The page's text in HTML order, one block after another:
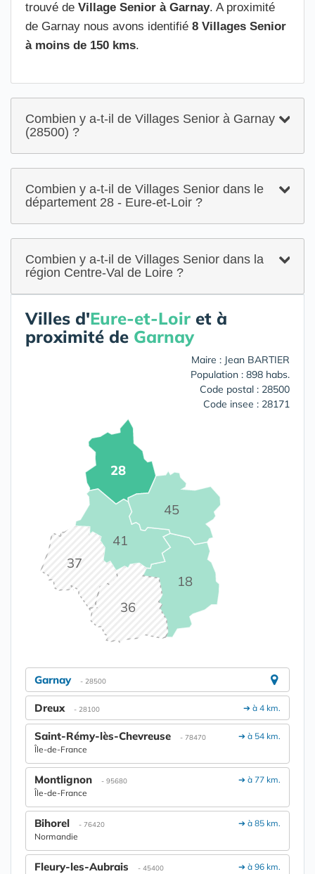
trouvé de Village Senior à Garnay. A proximité
de Garnay nous avons identifié 8 Villages Senior
à moins de 150 kms.
Combien y a-t-il de Villages Senior à Garnay
(28500) ?
Combien y a-t-il de Villages Senior dans le
département 28 - Eure-et-Loir ?
Combien y a-t-il de Villages Senior dans la
région Centre-Val de Loire ?
Villes d'Eure-et-Loir et à
proximité de Garnay
Maire : Jean BARTIER
Population : 898 habs.
Code postal : 28500
Code insee : 28171
18
28
36
37
41
45
Garnay - 28500
➔ à 4 km.
Dreux - 28100
➔ à 54 km.
Saint-Rémy-lès-Chevreuse - 78470
Île-de-France
➔ à 77 km.
Montlignon - 95680
Île-de-France
➔ à 85 km.
Bihorel - 76420
Normandie
➔ à 96 km.
Fleury-les-Aubrais - 45400